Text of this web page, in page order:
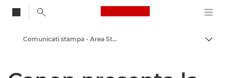
Canon Logo, back
Comunicati stampa - Area Stampa di Canon